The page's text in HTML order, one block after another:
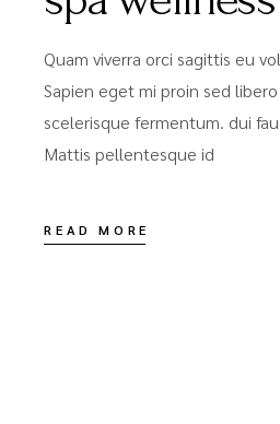
Quam viverra orci sagittis eu
Sapien eget mi proin sed
scelerisque fermentum. dui
Mattis pellentesque id
READ MORE